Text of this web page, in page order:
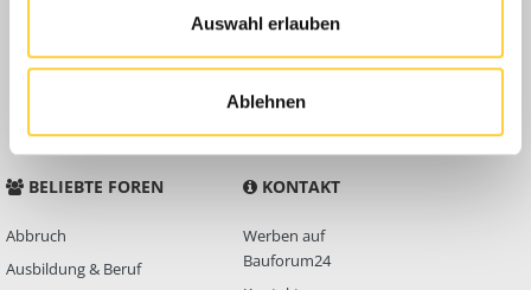
Auswahl erlauben
Ablehnen
Anleitungen
FAQ
Community Regeln
BELIEBTE FOREN
Abbruch
Ausbildung & Beruf
KONTAKT
Werben auf
Bauforum24